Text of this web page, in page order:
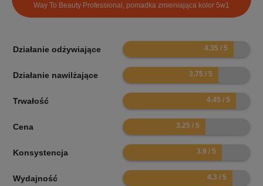
Way To Beauty Professional, pomadka zmieniająca kolor 5w1
Działanie odżywiające 8.7
Działanie nawilżające 7.5
Trwałość 8.9
Cena 6.5
Konsystencja 7.8
Wydajność 8.6